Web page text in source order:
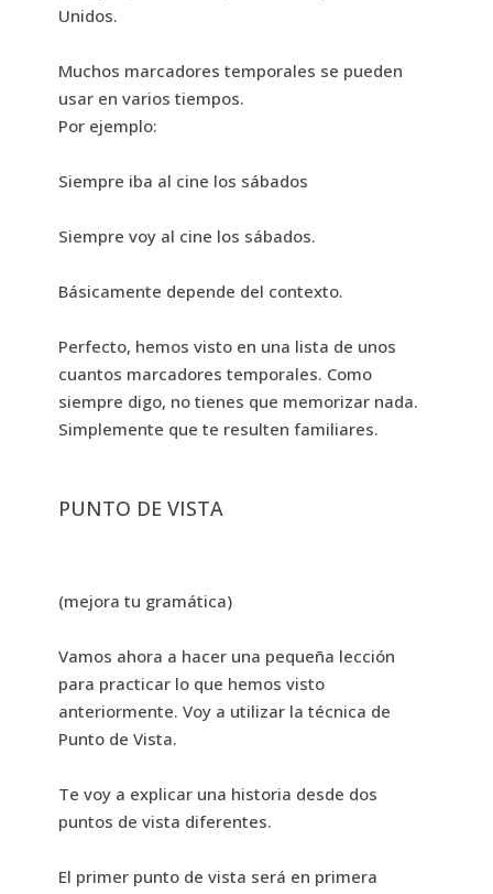
Unidos.
Muchos marcadores temporales se pueden
usar en varios tiempos.
Por ejemplo:
Siempre iba al cine los sábados
Siempre voy al cine los sábados.
Básicamente depende del contexto.
Perfecto, hemos visto en una lista de unos
cuantos marcadores temporales. Como
siempre digo, no tienes que memorizar nada.
Simplemente que te resulten familiares.
PUNTO DE VISTA
(mejora tu gramática)
Vamos ahora a hacer una pequeña lección
para practicar lo que hemos visto
anteriormente. Voy a utilizar la técnica de
Punto de Vista.
Te voy a explicar una historia desde dos
puntos de vista diferentes.
El primer punto de vista será en primera